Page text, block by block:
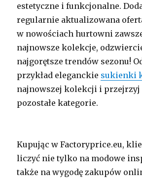
estetyczne i funkcjonalne.
regularnie aktualizowana
w nowościach hurtowni
najnowsze kolekcje,
najgorętsze trendów sezonu!
przykład eleganckie sukienki
najnowszej kolekcji i
pozostałe kategorie.
Kupując w Factoryprice.eu,
liczyć nie tylko na modowe
także na wygodę zakupów